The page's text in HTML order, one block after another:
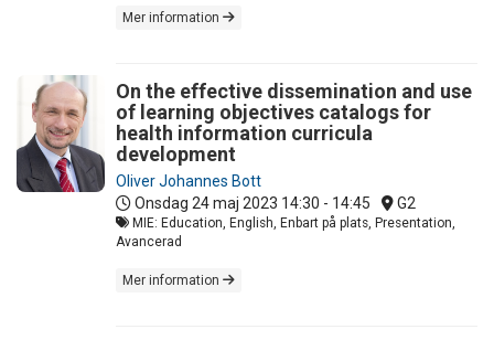
Mer information
On the effective dissemination and use
of learning objectives catalogs for
health information curricula
development
Oliver Johannes Bott
Onsdag 24 maj 2023 14:30 - 14:45 G2
MIE: Education, English, Enbart på plats, Presentation,
Avancerad
Mer information